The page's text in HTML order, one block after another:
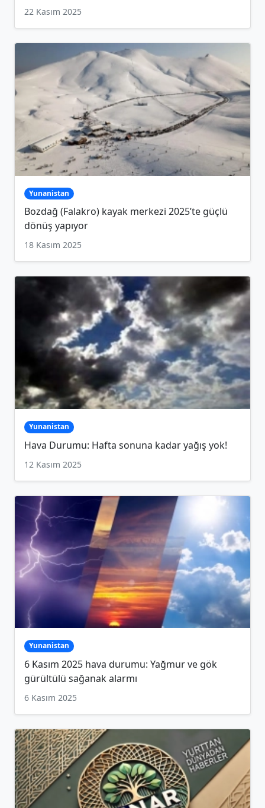
22 Kasım 2025
Yunanistan
Bozdağ (Falakro) kayak merkezi 2025’te güçlü
dönüş yapıyor
18 Kasım 2025
Yunanistan
Hava Durumu: Hafta sonuna kadar yağış yok!
12 Kasım 2025
Yunanistan
6 Kasım 2025 hava durumu: Yağmur ve gök
gürültülü sağanak alarmı
6 Kasım 2025